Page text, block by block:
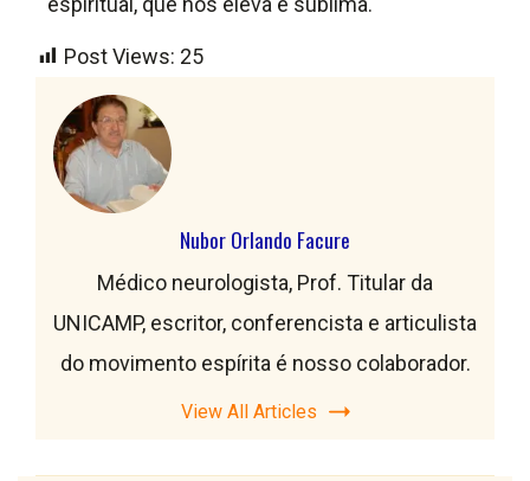
Post Views: 25
Nubor Orlando Facure
Médico neurologista, Prof. Titular da
UNICAMP, escritor, conferencista e articulista
do movimento espírita é nosso colaborador.
View All Articles